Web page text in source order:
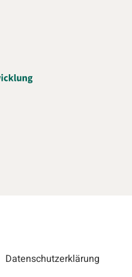
Datenschutzerklärung